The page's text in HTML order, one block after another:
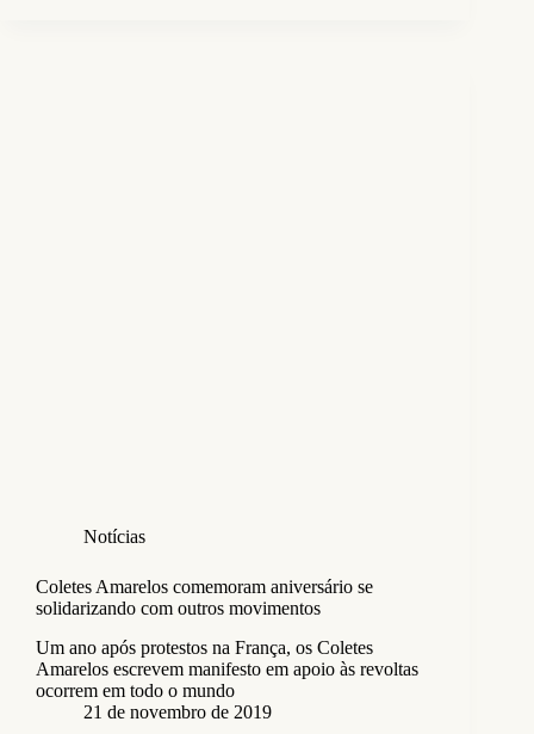
Notícias
Coletes Amarelos comemoram aniversário se
solidarizando com outros movimentos
Um ano após protestos na França, os Coletes
Amarelos escrevem manifesto em apoio às revoltas
ocorrem em todo o mundo
21 de novembro de 2019